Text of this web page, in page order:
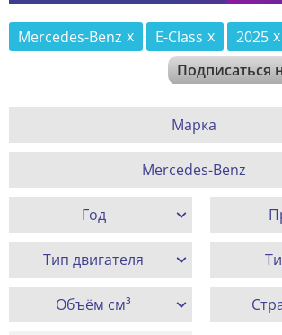
Mercedes-Benz E-Class
2025
Подписаться
Марка
Mercedes-Benz
Год
Тип двигателя
Объём см³